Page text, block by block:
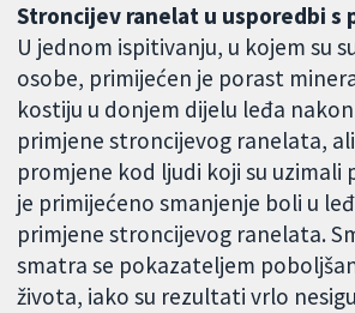
Stroncijev ranelat u usporedbi s
U jednom ispitivanju, u kojem su
osobe, primijećen je porast
kostiju u donjem dijelu leđa
primjene stroncijevog ranelata,
promjene kod ljudi koji su uzimali
je primijećeno smanjenje boli u
primjene stroncijevog ranelata.
smatra se pokazateljem
života, iako su rezultati vrlo